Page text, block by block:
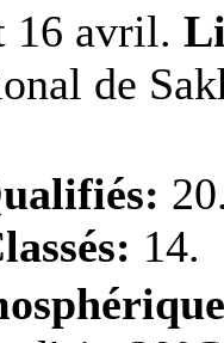
16 avril.
de
14.